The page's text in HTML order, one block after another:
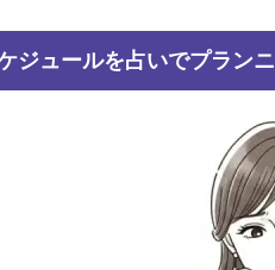
ジュールを占いでプラン